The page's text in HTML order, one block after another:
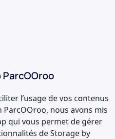
ParcOOroo
l’usage de vos contenus
ParcOOroo, nous avons mis
qui vous permet de gérer
de Storage by